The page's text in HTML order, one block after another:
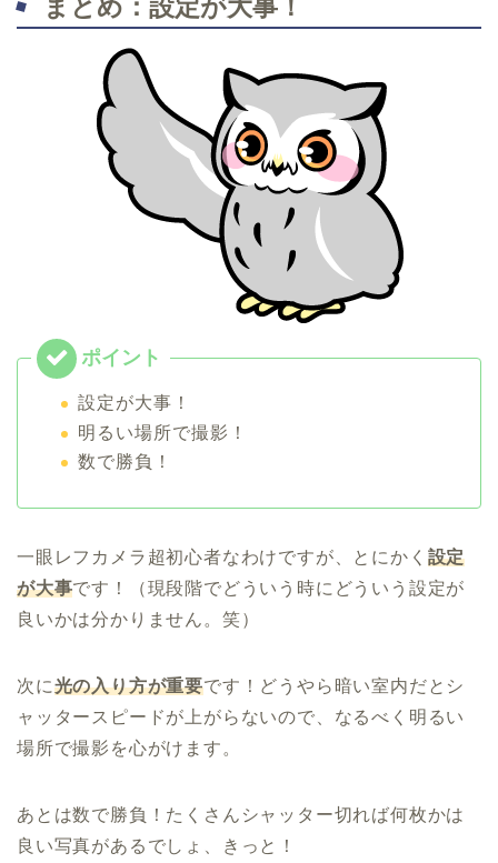
まとめ：設定が大事！
設定が大事！
明るい場所で撮影！
数で勝負！
一眼レフカメラ超初心者なわけですが、とにかく 設定
が大事です！（現段階でどういう時にどういう設定が
良いかは分かりません。笑）
次に光の入り方が重要です！どうやら暗い室内だとシ
ャッタースピードが上がらないので、なるべく明るい
場所で撮影を心がけます。
あとは数で勝負！たくさんシャッター切れば何枚かは
良い写真があるでしょ、きっと！